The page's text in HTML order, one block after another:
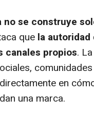
no se construye
que la
canales propios.
en
una marca.